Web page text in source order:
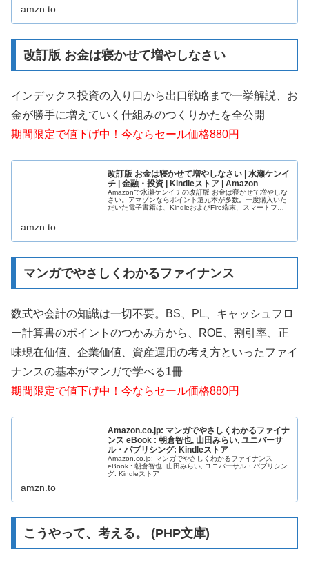
amzn.to
改訂版 お金は寝かせて増やしなさい
インデックス投資の入り口から出口戦略まで一挙解説、お
金が勝手に増えていく仕組みのつくりかたを全公開
期間限定で値下げ中！今ならセール価格880円
改訂版 お金は寝かせて増やしなさい | 水瀬ケンイ
チ | 金融・投資 | Kindleストア | Amazon
Amazonで水瀬ケンイチの改訂版 お金は寝かせて増やしな
さい。アマゾンならポイント還元本が多数。一度購入いた
だいた電子書籍は、KindleおよびFire端末、スマートフォ
amzn.to
マンガでやさしくわかるファイナンス
数式や会計の知識は一切不要。BS、PL、キャッシュフロ
ー計算書のポイントのつかみ方から、ROE、割引率、正
味現在価値、企業価値、資産運用の考え方といったファイ
ナンスの基本がマンガで学べる1冊
期間限定で値下げ中！今ならセール価格880円
Amazon.co.jp: マンガでやさしくわかるファイナ
ンス eBook : 朝倉智也, 山田みらい, ユニバーサ
ル・パブリシング: Kindleストア
Amazon.co.jp: マンガでやさしくわかるファイナンス
eBook : 朝倉智也, 山田みらい, ユニバーサル・パブリシン
グ: Kindleストア
amzn.to
こうやって、考える。 (PHP文庫)